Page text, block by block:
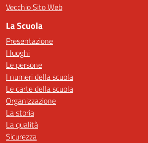
Vecchio Sito Web
La Scuola
Presentazione
I luoghi
Le persone
I numeri della scuola
Le carte della scuola
Organizzazione
La storia
La qualità
Sicurezza